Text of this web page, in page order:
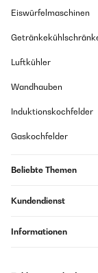
Eiswürfelmaschinen
Luftkühler
Wandhauben
Induktionskochfelder
Gaskochfelder
Beliebte Themen
Kundendienst
Informationen